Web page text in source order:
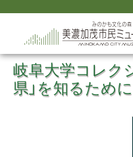
岐阜大学コレク
県」を知るため